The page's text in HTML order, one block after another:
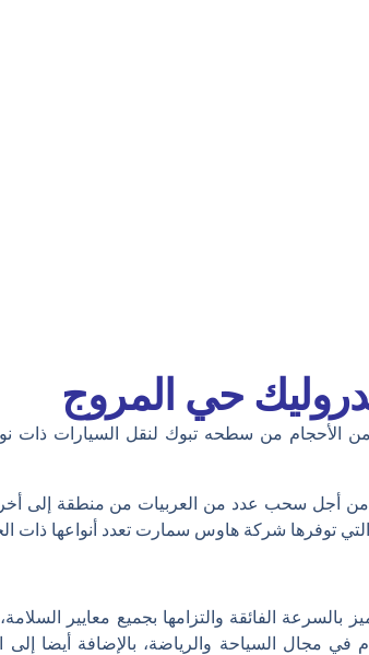
حي المروج
من الأحجام من سطحه تبوك لنقل السيارات ذات
من أجل سحب عدد من العربيات من منطقة إلى
بالسرعة الفائقة والتزامها بجميع معايير